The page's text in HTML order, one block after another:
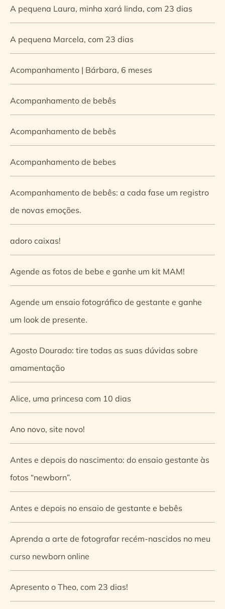
A pequena Laura, minha xará linda, com 23 dias
A pequena Marcela, com 23 dias
Acompanhamento | Bárbara, 6 meses
Acompanhamento de bebês
Acompanhamento de bebês
Acompanhamento de bebes
Acompanhamento de bebês: a cada fase um registro
de novas emoções.
adoro caixas!
Agende as fotos de bebe e ganhe um kit MAM!
Agende um ensaio fotográfico de gestante e ganhe
um look de presente.
Agosto Dourado: tire todas as suas dúvidas sobre
amamentação
Alice, uma princesa com 10 dias
Ano novo, site novo!
Antes e depois do nascimento: do ensaio gestante às
fotos “newborn”.
Antes e depois no ensaio de gestante e bebês
Aprenda a arte de fotografar recém-nascidos no meu
curso newborn online
Apresento o Theo, com 23 dias!